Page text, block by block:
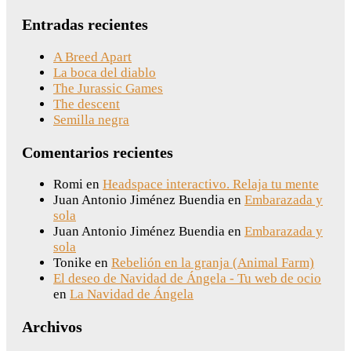
Entradas recientes
A Breed Apart
La boca del diablo
The Jurassic Games
The descent
Semilla negra
Comentarios recientes
Romi en Headspace interactivo. Relaja tu mente
Juan Antonio Jiménez Buendia en Embarazada y
sola
Juan Antonio Jiménez Buendia en Embarazada y
sola
Tonike en Rebelión en la granja (Animal Farm)
El deseo de Navidad de Ángela - Tu web de ocio
en La Navidad de Ángela
Archivos